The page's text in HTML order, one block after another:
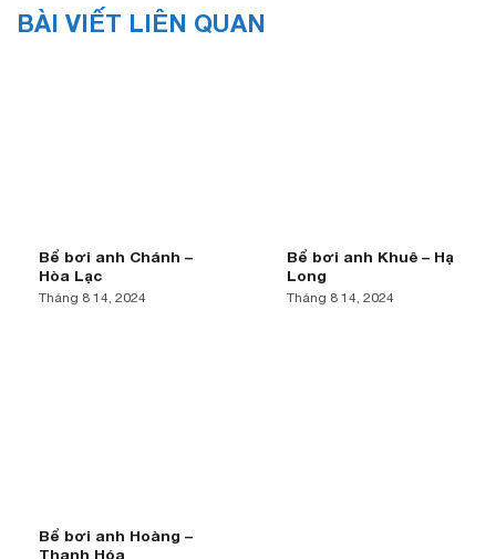
BÀI VIẾT LIÊN QUAN
Bể bơi anh Chánh –
Hòa Lạc
Tháng 8 14, 2024
Bể bơi anh Khuê – Hạ
Long
Tháng 8 14, 2024
Bể bơi anh Hoàng –
Thanh Hóa